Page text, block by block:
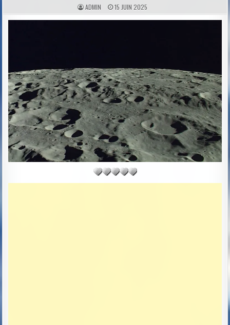
A
U
T
ADMIN P
U
B
A
T
E
:
15 JUIN 2025